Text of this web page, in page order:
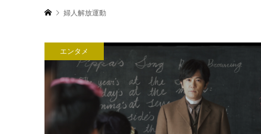
婦人解放運動
エンタメ